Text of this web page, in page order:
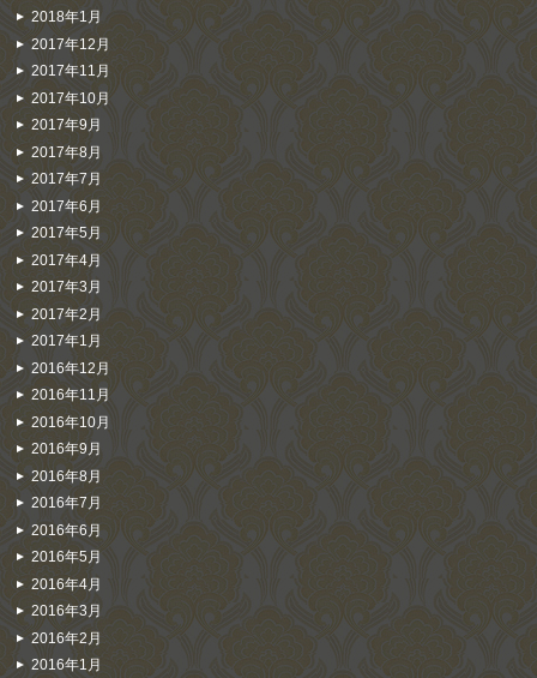
2018年1月
2017年12月
2017年11月
2017年10月
2017年9月
2017年8月
2017年7月
2017年6月
2017年5月
2017年4月
2017年3月
2017年2月
2017年1月
2016年12月
2016年11月
2016年10月
2016年9月
2016年8月
2016年7月
2016年6月
2016年5月
2016年4月
2016年3月
2016年2月
2016年1月